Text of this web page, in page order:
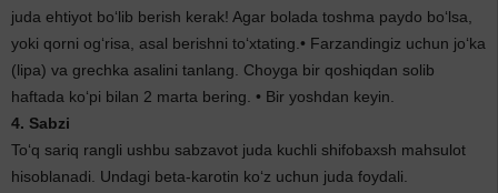
juda ehtiyot bo‘lib berish kerak! Agar bolada toshma paydo bo‘lsa,
yoki qorni og‘risa, asal berishni to‘xtating.• Farzandingiz uchun jo‘ka
(lipa) va grechka asalini tanlang. Choyga bir qoshiqdan solib
haftada ko‘pi bilan 2 marta bering. • Bir yoshdan keyin.
4. Sabzi
To‘q sariq rangli ushbu sabzavot juda kuchli shifobaxsh mahsulot
hisoblanadi. Undagi beta-karotin ko‘z uchun juda foydali.